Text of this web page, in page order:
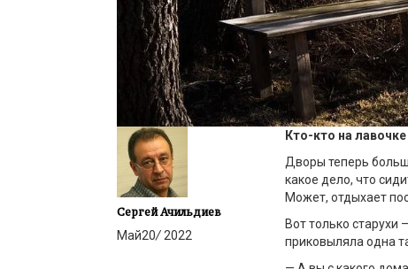
Сергей Ачильдиев
Май20/ 2022
Кто-кто на
Дворы теперь
какое дело, что
Может, отдыхает
Вот только
приковыляла одна